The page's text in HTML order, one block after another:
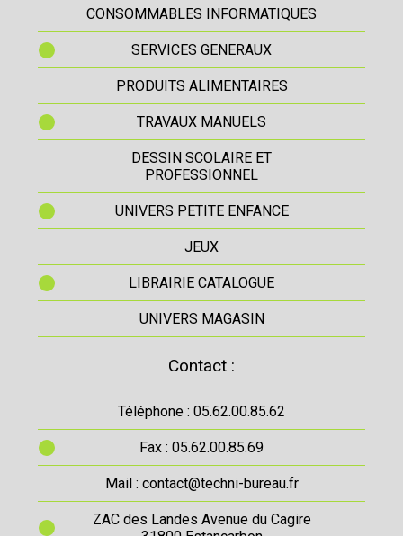
CONSOMMABLES INFORMATIQUES
SERVICES GENERAUX
PRODUITS ALIMENTAIRES
TRAVAUX MANUELS
DESSIN SCOLAIRE ET
PROFESSIONNEL
UNIVERS PETITE ENFANCE
JEUX
LIBRAIRIE CATALOGUE
UNIVERS MAGASIN
Contact :
Téléphone : 05.62.00.85.62
Fax : 05.62.00.85.69
Mail : contact@techni-bureau.fr
ZAC des Landes Avenue du Cagire